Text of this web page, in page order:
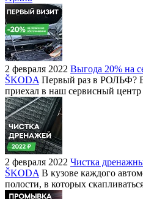
2 февраля 2022 Выгода 20% на
ŠKODA Первый раз в РОЛЬФ?
приехал в наш сервисный
2 февраля 2022 Чистка
ŠKODA В кузове каждого
полости, в которых